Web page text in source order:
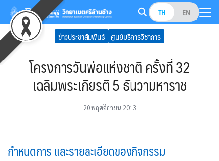
Skip
content
TH EN
Search
for: ข่าวประชาสัมพันธ์ ศูนย์บริการวิชาการ
โครงการวันพ่อแห่งชาติ ครั้งที่ 32
เฉลิมพระเกียรติ 5 ธันวามหาราช
20 พฤศจิกายน 2013
กำหนดการ และรายละเอียดของกิจกรรม